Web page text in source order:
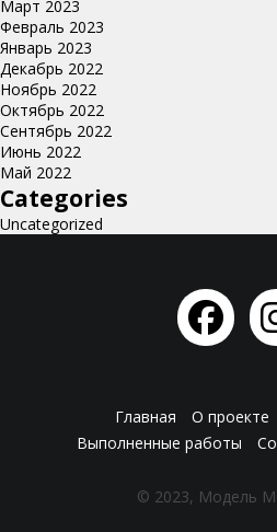
Март 2023
Февраль 2023
Январь 2023
Декабрь 2022
Ноябрь 2022
Октябрь 2022
Сентябрь 2022
Июнь 2022
Май 2022
Categories
Uncategorized
Главная О проекте
Выполненные работы
© 2023, Модель